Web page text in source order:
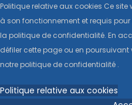
Politique relative aux cookies Ce
à son fonctionnement et requis
la politique de confidentialité. En
défiler cette page ou en
notre politique de confidentialité .
Politique relative aux cookies